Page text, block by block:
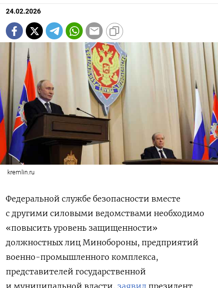
24.02.2026
kremlin.ru
Федеральной службе безопасности вместе
с другими силовыми ведомствами необходимо
«повысить уровень защищенности»
должностных лиц Минобороны, предприятий
военно-промышленного комплекса,
представителей государственной